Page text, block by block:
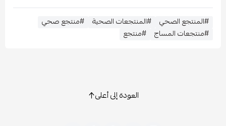
#المنتجع الصحي #المنتجعات الصحية
#منتجع صحي
#منتجعات المساج
#منتجع
العودة إلى أعلى